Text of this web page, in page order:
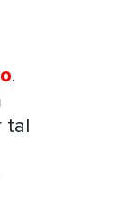
.
tal